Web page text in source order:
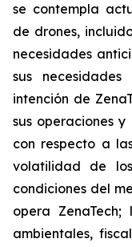
se contempla
de drones,
necesidades
sus
intención de
sus operaciones
con respecto a
volatilidad de
condiciones del
opera ZenaTech;
ambientales,